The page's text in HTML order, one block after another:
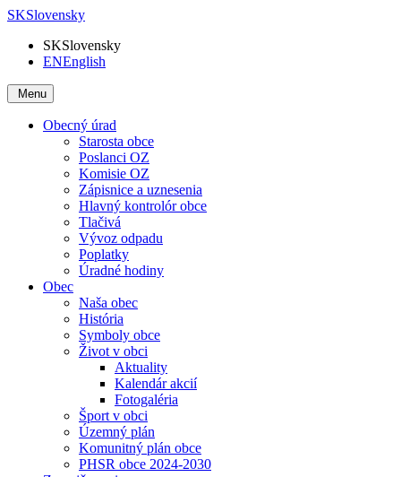
SKSlovensky
SKSlovensky
ENEnglish
Menu
Obecný úrad
Starosta obce
Poslanci OZ
Komisie OZ
Zápisnice a uznesenia
Hlavný kontrolór obce
Tlačivá
Vývoz odpadu
Poplatky
Úradné hodiny
Obec
Naša obec
História
Symboly obce
Život v obci
Aktuality
Kalendár akcií
Fotogaléria
Šport v obci
Územný plán
Komunitný plán obce
PHSR obce 2024-2030